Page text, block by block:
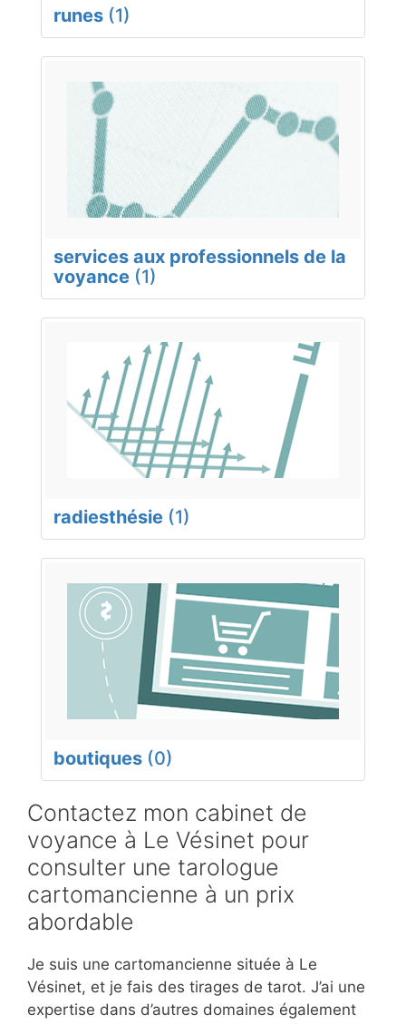
runes (1)
services aux professionnels de la
voyance (1)
radiesthésie (1)
boutiques (0)
Contactez mon cabinet de
voyance à Le Vésinet pour
consulter une tarologue
cartomancienne à un prix
abordable
Je suis une cartomancienne située à Le
Vésinet, et je fais des tirages de tarot. J’ai une
expertise dans d’autres domaines également